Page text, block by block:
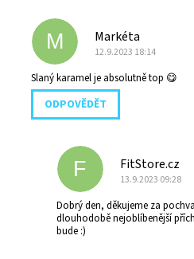
M Markéta
12.9.2023 18:14
Slaný karamel je absolutně top 😋
ODPOVĚDĚT
F FitStore.cz
13.9.2023 09:28
Dobrý den, děkujeme za
dlouhodobě nejoblíbenější
bude :)